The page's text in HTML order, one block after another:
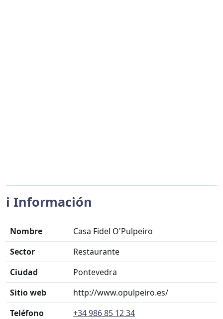
ℹ️ Información
Nombre
Casa Fidel O'Pulpeiro
Sector
Restaurante
Ciudad
Pontevedra
Sitio web
http://www.opulpeiro.es/
Teléfono
+34 986 85 12 34